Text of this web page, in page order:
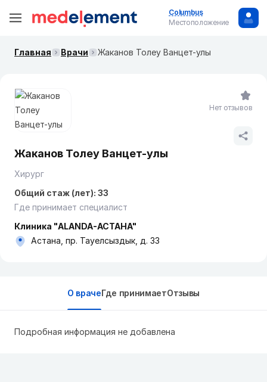
Columbus
Местоположение
Главная Врачи Жаканов Толеу Ванцет-улы
Жаканов Толеу Ванцет-улы
Хирург
Общий стаж (лет): 33
Где принимает специалист
Клиника "ALANDA-АСТАНА"
Астана, пр. Тауелсыздык, д. 33
Нет отзывов
О врачеГде принимаетОтзывы
Подробная информация не добавлена